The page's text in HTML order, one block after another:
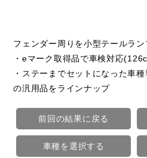
フェンダー周りを小型テールラン
・eマーク取得品で車検対応
・ステーまでセットになった車
の汎用品をラインナップ
前回の結果に戻る
車種を選択する